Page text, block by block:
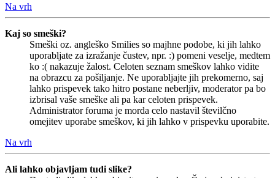
Na vrh
Kaj so smeški?
Smeški oz. angleško Smilies so majhne podobe, ki jih lahko
uporabljate za izražanje čustev, npr. :) pomeni veselje, medtem
ko :( nakazuje žalost. Celoten seznam smeškov lahko vidite
na obrazcu za pošiljanje. Ne uporabljajte jih prekomerno, saj
lahko prispevek tako hitro postane neberljiv, moderator pa bo
izbrisal vaše smeške ali pa kar celoten prispevek.
Administrator foruma je morda celo nastavil številčno
omejitev uporabe smeškov, ki jih lahko v prispevku uporabite.
Na vrh
Ali lahko objavljam tudi slike?